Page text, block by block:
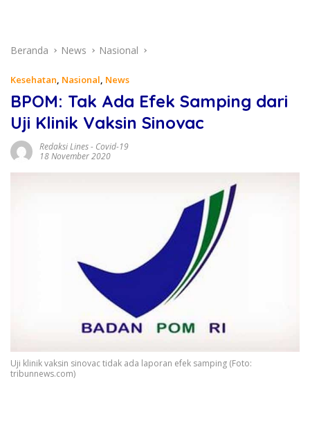
Beranda News Nasional
Kesehatan, Nasional, News
BPOM: Tak Ada Efek Samping dari
Uji Klinik Vaksin Sinovac
Redaksi Lines- Covid-19
18 November 2020
Uji klinik vaksin sinovac tidak ada laporan efek samping (Foto:
tribunnews.com)